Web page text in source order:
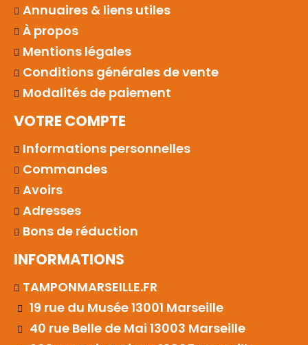
Annuaires & liens utiles
À propos
Mentions légales
Conditions générales de vente
Modalités de paiement
VOTRE COMPTE
Informations personnelles
Commandes
Avoirs
Adresses
Bons de réduction
INFORMATIONS
TAMPONMARSEILLE.FR
19 rue du Musée 13001 Marseille
40 rue Belle de Mai 13003 Marseille